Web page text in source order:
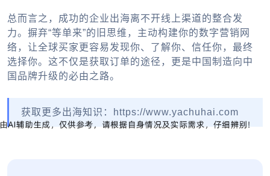
总而言之，成功的企业出海离不开线上渠道的整合发
力。摒弃“等单来”的旧思维，主动构建你的数字营销网
络，让全球买家更容易发现你、了解你、信任你，最终
选择你。这不仅是获取订单的途径，更是中国制造向中
国品牌升级的必由之路。
获取更多出海知识：https://www.yachuhai.com